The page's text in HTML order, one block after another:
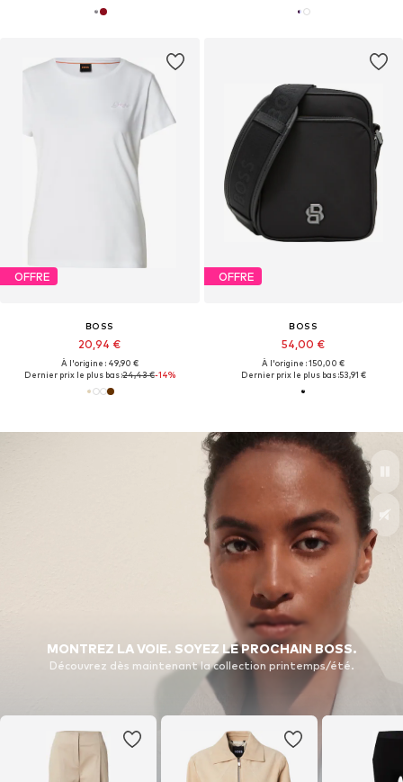
OFFRE
BOSS
20,94 €
À l'origine : 49,90 €
Dernier prix le plus bas :24,43 €-14%
OFFRE
BOSS
54,00 €
À l'origine : 150,00 €
Dernier prix le plus bas :53,91 €
MONTREZ LA VOIE. SOYEZ LE PROCHAIN BOSS.
Découvrez dès maintenant la collection printemps/été.